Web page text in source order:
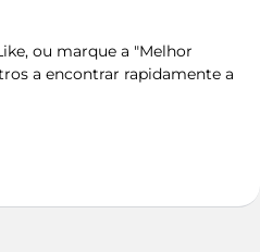
ou marque a "Melhor
a encontrar rapidamente a